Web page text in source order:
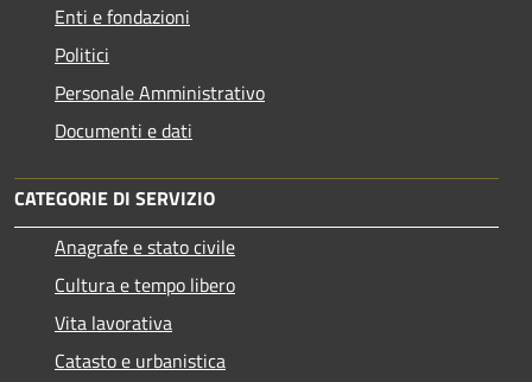
Enti e fondazioni
Politici
Personale Amministrativo
Documenti e dati
CATEGORIE DI SERVIZIO
Anagrafe e stato civile
Cultura e tempo libero
Vita lavorativa
Catasto e urbanistica